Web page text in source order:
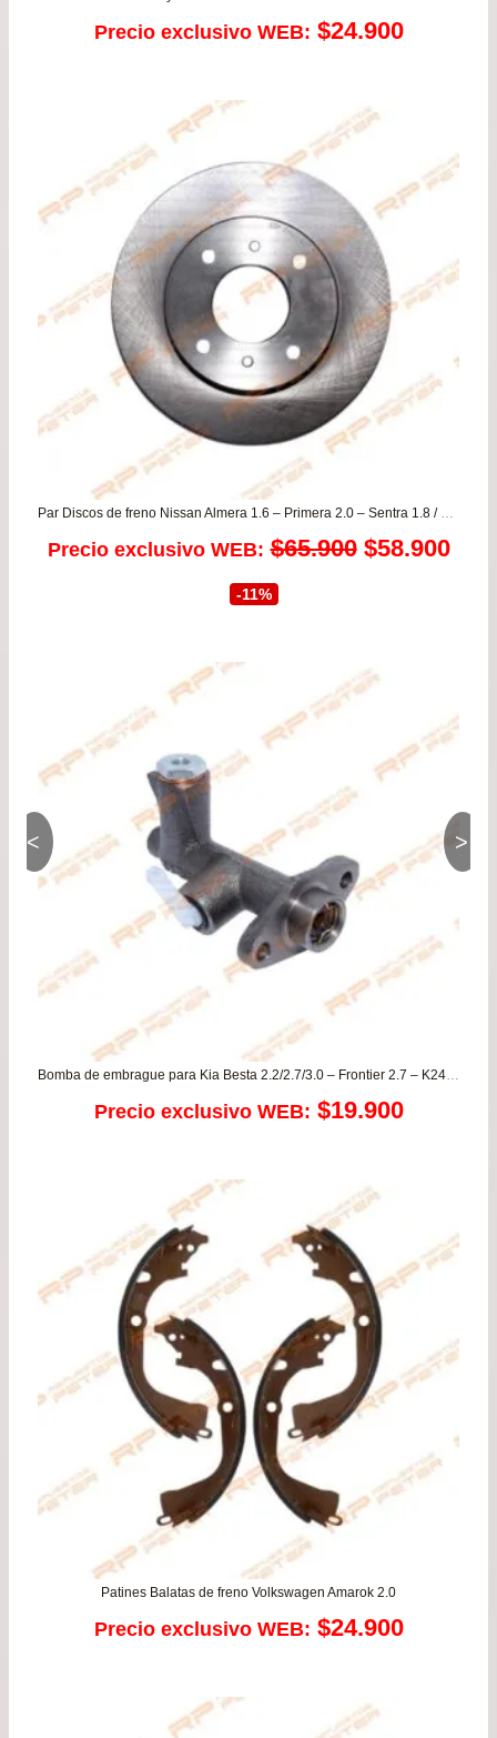
Precio exclusivo WEB: $24.900
Precio exclusivo WEB: $65.900 El
era:
$65.900.
$58.900El
-11%
Bomba de embrague para Kia Besta 2.2/2.7/3.0 – Frontier 2.7 – K2400 – Sportage RF
Precio exclusivo WEB: $19.900
Patines Balatas de freno Volkswagen Amarok 2.0
Precio exclusivo WEB: $24.900
< >